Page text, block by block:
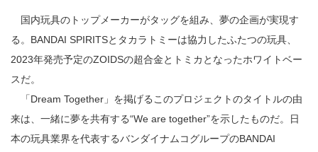
国内玩具のトップメーカーがタッグを組み、夢の企画が実現す
る。BANDAI SPIRITSとタカラトミーは協力したふたつの玩具、
2023年発売予定のZOIDSの超合金とトミカとなったホワイトベー
スだ。
「Dream Together」を掲げるこのプロジェクトのタイトルの由
来は、一緒に夢を共有する“We are together”を示したものだ。日
本の玩具業界を代表するバンダイナムコグループのBANDAI